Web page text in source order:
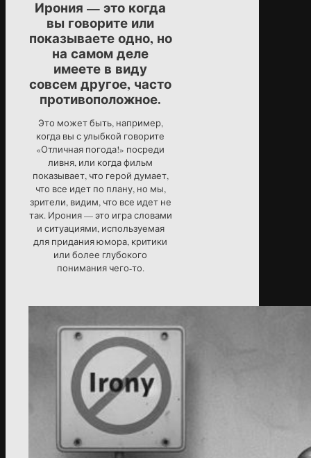
Ирония — это когда
вы говорите или
показываете одно, но
на самом деле
имеете в виду
совсем другое, часто
противоположное.
Это может быть, например,
когда вы с улыбкой говорите
«Отличная погода!» посреди
ливня, или когда фильм
показывает, что герой думает,
что все идет по плану, но мы,
зрители, видим, что все идет не
так. Ирония — это игра словами
и ситуациями, используемая
для придания юмора, критики
или более глубокого
понимания чего-то.